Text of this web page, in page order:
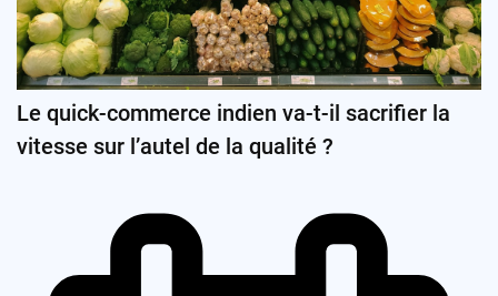
Le quick-commerce indien va-t-il sacrifier la
vitesse sur l’autel de la qualité ?